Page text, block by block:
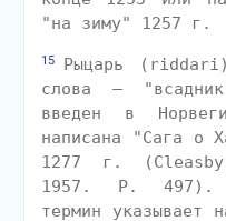
"на зиму" 1257 г.
15
Рыцарь
слова —
введен в
написана "Сага о
1277 г.
1957. P. 497).
термин указывает